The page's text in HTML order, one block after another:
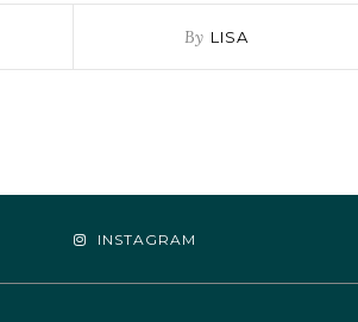
By LISA
INSTAGRAM